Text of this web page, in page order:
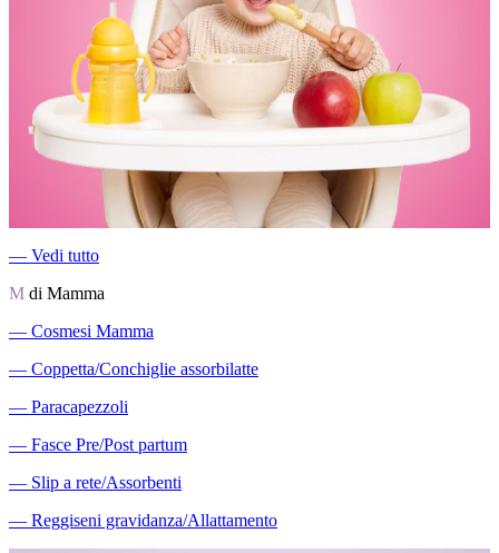
― Vedi tutto
M di Mamma
― Cosmesi Mamma
― Coppetta/Conchiglie assorbilatte
― Paracapezzoli
― Fasce Pre/Post partum
― Slip a rete/Assorbenti
― Reggiseni gravidanza/Allattamento